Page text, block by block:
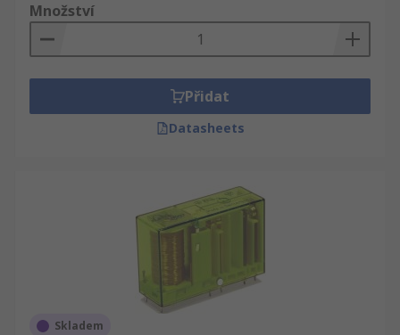
Množství
Přidat
Datasheets
Skladem